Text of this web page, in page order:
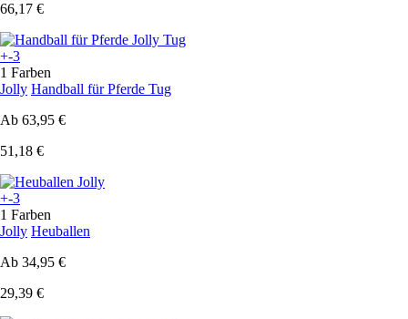
66,17 €
+-3
1 Farben
Jolly Handball für Pferde Tug
Ab 63,95 €
51,18 €
+-3
1 Farben
Jolly Heuballen
Ab 34,95 €
29,39 €